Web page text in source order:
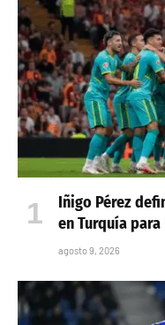
Iñigo Pérez
en Turquía para
agosto 9, 2026